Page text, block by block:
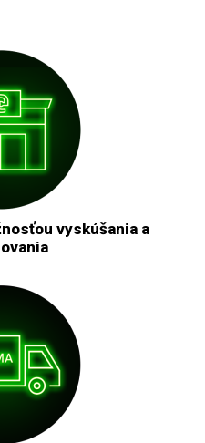
vyskúšania a